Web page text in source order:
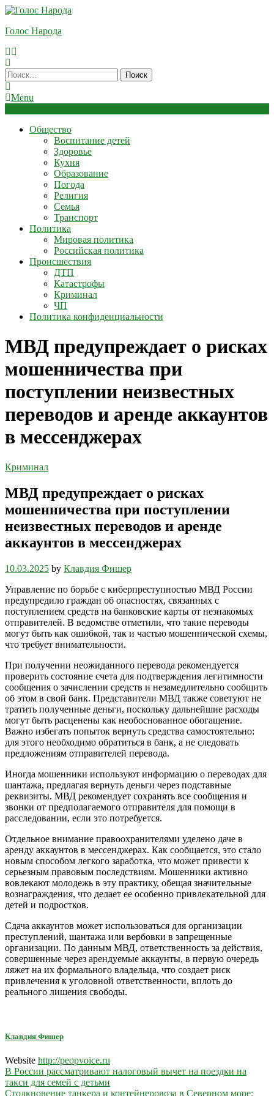
Skip
Content
Голос Народа
Найти:
Menu
Общество
Воспитание детей
Здоровье
Кухня
Образование
Погода
Религия
Семья
Транспорт
Политика
Мировая политика
Российская политика
Происшествия
ДТП
Катастрофы
Криминал
ЧП
Политика конфиденциальности
МВД предупреждает о рисках
мошенничества при
поступлении неизвестных
переводов и аренде аккаунтов
в мессенджерах
Криминал
МВД предупреждает о рисках
мошенничества при поступлении
неизвестных переводов и аренде
аккаунтов в мессенджерах
10.03.2025 by Клавдия Фишер
Управление по борьбе с киберпреступностью МВД России
предупредило граждан об опасностях, связанных с
поступлением средств на банковские карты от незнакомых
отправителей. В ведомстве отметили, что такие переводы
могут быть как ошибкой, так и частью мошеннической схемы,
что требует внимательности.
При получении неожиданного перевода рекомендуется
проверить состояние счета для подтверждения легитимности
сообщения о зачислении средств и незамедлительно сообщить
об этом в свой банк. Представители МВД также советуют не
тратить полученные деньги, поскольку дальнейшие расходы
могут быть расценены как необоснованное обогащение.
Важно избегать попыток вернуть средства самостоятельно:
для этого необходимо обратиться в банк, а не следовать
предложениям отправителей перевода.
Иногда мошенники используют информацию о переводах для
шантажа, предлагая вернуть деньги через подставные
реквизиты. МВД рекомендует сохранять все сообщения и
звонки от предполагаемого отправителя для помощи в
расследовании, если это потребуется.
Отдельное внимание правоохранителями уделено даче в
аренду аккаунтов в мессенджерах. Как сообщается, это стало
новым способом легкого заработка, что может привести к
серьезным правовым последствиям. Мошенники активно
вовлекают молодежь в эту практику, обещая значительные
вознаграждения, что делает ее особенно привлекательной для
детей и подростков.
Сдача аккаунтов может использоваться для организации
преступлений, шантажа или вербовки в запрещенные
организации. По данным МВД, ответственность за действия,
совершенные через арендуемые аккаунты, в первую очередь
ляжет на их формального владельца, что создает риск
привлечения к уголовной ответственности, вплоть до
реального лишения свободы.
Клавдия Фишер
Website http://peopvoice.ru
Навигация
по
В России рассматривают налоговый вычет на поездки на
такси для семей с детьми
Столкновение танкера и контейнеровоза в Северном море: